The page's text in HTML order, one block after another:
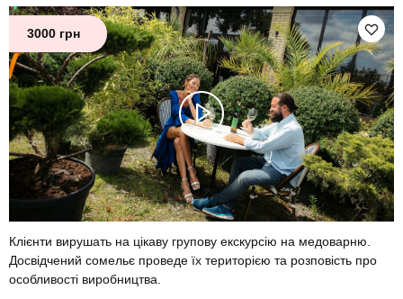
3000 грн
Клієнти вирушать на цікаву групову екскурсію на медоварню.
Досвідчений сомельє проведе їх територією та розповість про
особливості виробництва.